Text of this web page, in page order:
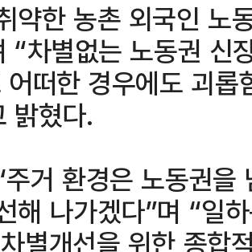
약한 농촌 외국인 노
“차별없는 노동권 신
떠한 경우에도 괴롭
밝혔다.
거 환경은 노동권
해 나가겠다”며 “일
별개선을 위한 종합